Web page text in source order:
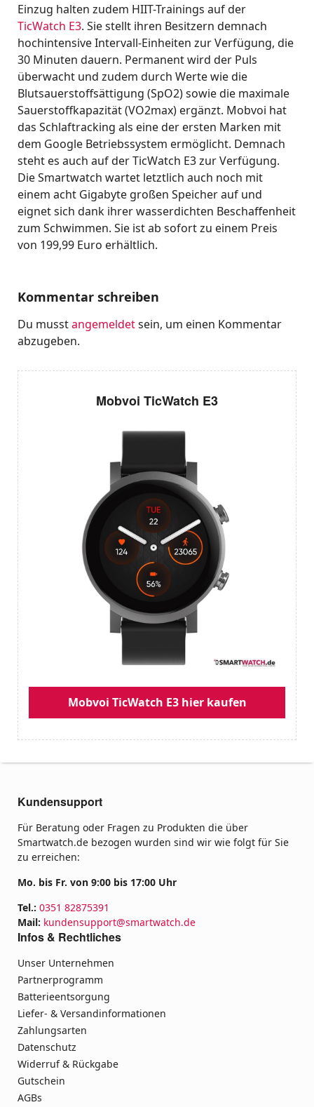
Einzug halten zudem HIIT-Trainings auf der
TicWatch E3. Sie stellt ihren Besitzern demnach
hochintensive Intervall-Einheiten zur Verfügung, die
30 Minuten dauern. Permanent wird der Puls
überwacht und zudem durch Werte wie die
Blutsauerstoffsättigung (SpO2) sowie die maximale
Sauerstoffkapazität (VO2max) ergänzt. Mobvoi hat
das Schlaftracking als eine der ersten Marken mit
dem Google Betriebssystem ermöglicht. Demnach
steht es auch auf der TicWatch E3 zur Verfügung.
Die Smartwatch wartet letztlich auch noch mit
einem acht Gigabyte großen Speicher auf und
eignet sich dank ihrer wasserdichten Beschaffenheit
zum Schwimmen. Sie ist ab sofort zu einem Preis
von 199,99 Euro erhältlich.
Kommentar schreiben
Du musstangemeldetsein, um einen Kommentar
abzugeben.
Mobvoi TicWatch E3
Mobvoi TicWatch E3 hier kaufen
Kundensupport
Für Beratung oder Fragen zu Produkten die über
Smartwatch.de bezogen wurden sind wir wie folgt für Sie
zu erreichen:
Mo. bis Fr. von 9:00 bis 17:00 Uhr
Tel.: 0351 82875391
Mail: kundensupport@smartwatch.de
Infos & Rechtliches
Unser Unternehmen
Partnerprogramm
Batterieentsorgung
Liefer- & Versandinformationen
Zahlungsarten
Datenschutz
Widerruf & Rückgabe
Gutschein
AGBs